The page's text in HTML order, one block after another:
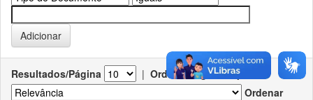
Resultados/Página | Ordenar registros por
Ordenar